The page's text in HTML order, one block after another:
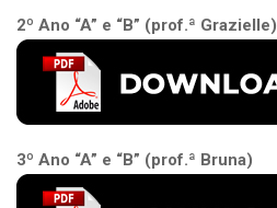
2º Ano “A” e “B” (prof.ª Grazielle)
3º Ano “A” e “B” (prof.ª Bruna)